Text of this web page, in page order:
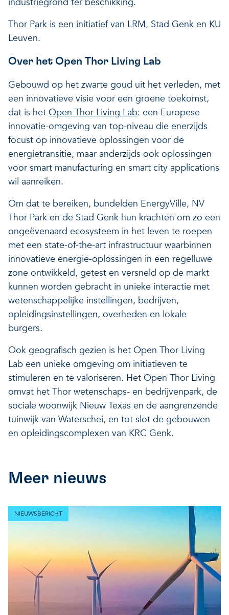
Thor Park is een initiatief van LRM, Stad Genk en KU
Leuven.
Over het Open Thor Living Lab
Gebouwd op het zwarte goud uit het verleden, met
een innovatieve visie voor een groene toekomst,
dat is het Open Thor Living Lab: een Europese
innovatie-omgeving van top-niveau die enerzijds
focust op innovatieve oplossingen voor de
energietransitie, maar anderzijds ook oplossingen
voor smart manufacturing en smart city applications
wil aanreiken.
Om dat te bereiken, bundelden EnergyVille, NV
Thor Park en de Stad Genk hun krachten om zo een
ongeëvenaard ecosysteem in het leven te roepen
met een state-of-the-art infrastructuur waarbinnen
innovatieve energie-oplossingen in een regelluwe
zone ontwikkeld, getest en versneld op de markt
kunnen worden gebracht in unieke interactie met
wetenschappelijke instellingen, bedrijven,
opleidingsinstellingen, overheden en lokale
burgers.
Ook geografisch gezien is het Open Thor Living
Lab een unieke omgeving om initiatieven te
stimuleren en te valoriseren. Het Open Thor Living
omvat het Thor wetenschaps- en bedrijvenpark, de
sociale woonwijk Nieuw Texas en de aangrenzende
tuinwijk van Waterschei, en tot slot de gebouwen
en opleidingscomplexen van KRC Genk.
Meer nieuws
NIEUWSBERICHT